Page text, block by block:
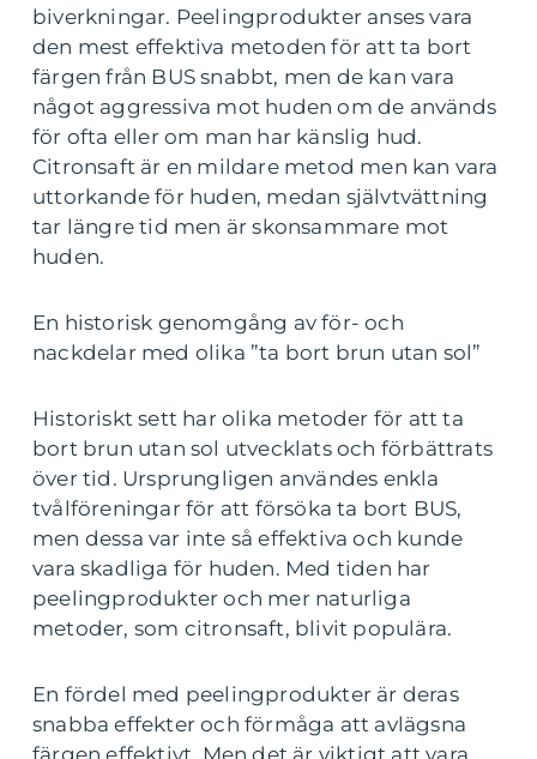
biverkningar. Peelingprodukter anses vara
den mest effektiva metoden för att ta bort
färgen från BUS snabbt, men de kan vara
något aggressiva mot huden om de används
för ofta eller om man har känslig hud.
Citronsaft är en mildare metod men kan vara
uttorkande för huden, medan självtvättning
tar längre tid men är skonsammare mot
huden.
En historisk genomgång av för- och
nackdelar med olika ”ta bort brun utan sol”
Historiskt sett har olika metoder för att ta
bort brun utan sol utvecklats och förbättrats
över tid. Ursprungligen användes enkla
tvålföreningar för att försöka ta bort BUS,
men dessa var inte så effektiva och kunde
vara skadliga för huden. Med tiden har
peelingprodukter och mer naturliga
metoder, som citronsaft, blivit populära.
En fördel med peelingprodukter är deras
snabba effekter och förmåga att avlägsna
färgen effektivt. Men det är viktigt att vara